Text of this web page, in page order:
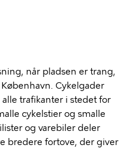
når pladsen er trang,
Cykelgader
trafikanter i stedet for
cykelstier og smalle
og varebiler deler
bredere fortove, der giver